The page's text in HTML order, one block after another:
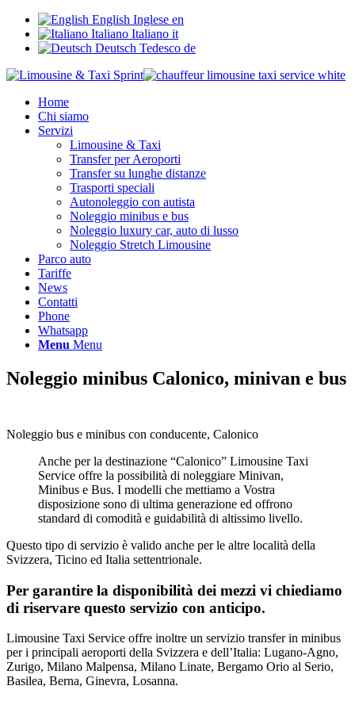
English Inglese en
Italiano Italiano it
Deutsch Tedesco de
Home
Chi siamo
Servizi
Limousine & Taxi
Transfer per Aeroporti
Transfer su lunghe distanze
Trasporti speciali
Autonoleggio con autista
Noleggio minibus e bus
Noleggio luxury car, auto di lusso
Noleggio Stretch Limousine
Parco auto
Tariffe
News
Contatti
Phone
Whatsapp
Menu Menu
Noleggio minibus Calonico, minivan e bus
Noleggio bus e minibus con conducente, Calonico
Anche per la destinazione “Calonico” Limousine Taxi
Service offre la possibilità di noleggiare Minivan,
Minibus e Bus. I modelli che mettiamo a Vostra
disposizione sono di ultima generazione ed offrono
standard di comodità e guidabilità di altissimo livello.
Questo tipo di servizio è valido anche per le altre località della
Svizzera, Ticino ed Italia settentrionale.
Per garantire la disponibilità dei mezzi vi chiediamo
di riservare questo servizio con anticipo.
Limousine Taxi Service offre inoltre un servizio transfer in minibus
per i principali aeroporti della Svizzera e dell’Italia: Lugano-Agno,
Zurigo, Milano Malpensa, Milano Linate, Bergamo Orio al Serio,
Basilea, Berna, Ginevra, Losanna.